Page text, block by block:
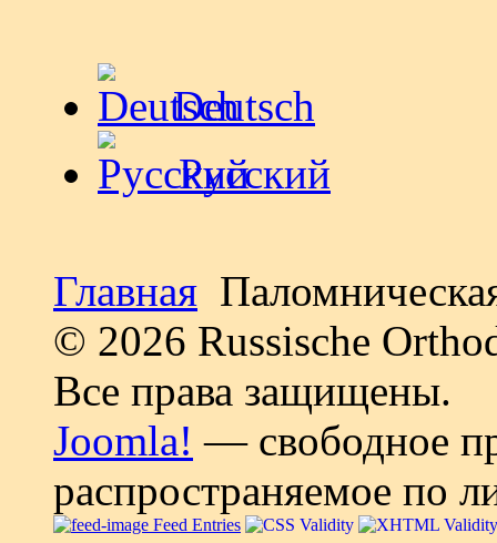
Deutsch
Русский
Главная
© 2026 Russische
Все права защищены.
Joomla! — свободное
распространяемое по
Feed Entries